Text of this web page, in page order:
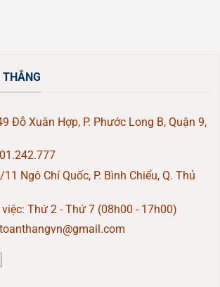
Đỗ Xuân Hợp, P. Phước Long B, Quận 9,
Ngô Chí Quốc, P. Bình Chiểu, Q. Thủ
Thứ 2 - Thứ 7 (08h00 - 17h00)